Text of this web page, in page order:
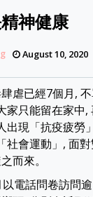
神健康
August 10, 2020
虐已經7個月,
家只能留在家中,
出現「抗疫疲勞
社會運動」, 面
而來。
電話問卷訪問